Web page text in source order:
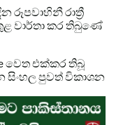
රූපවාහිනී රාත්‍රී
වාර්තා කර තිබුණේ
වෙත එක්කර තිබූ
සිංහල පුවත් විකාශන